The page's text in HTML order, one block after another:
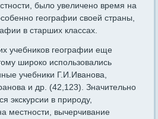
было увеличено время на
географии своей страны,
в старших классах.
учебников географии еще
широко использовались
учебники Г.И.Иванова,
и др. (42,123). Значительно
экскурсии в природу,
местности, вычерчивание